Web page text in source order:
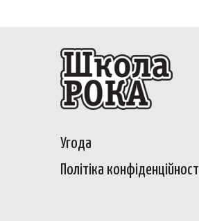
Угода
Політіка конфіденційност